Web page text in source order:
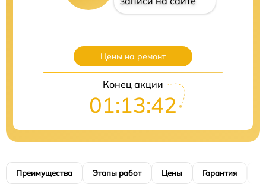
Цены на ремонт
Конец акции
01:13:41
Преимущества Этапы работ Цены Гарантия